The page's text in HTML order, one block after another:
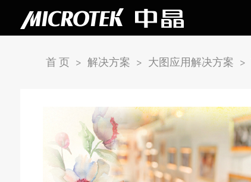
首 页 > 解决方案 > 大图应用解决方案 >